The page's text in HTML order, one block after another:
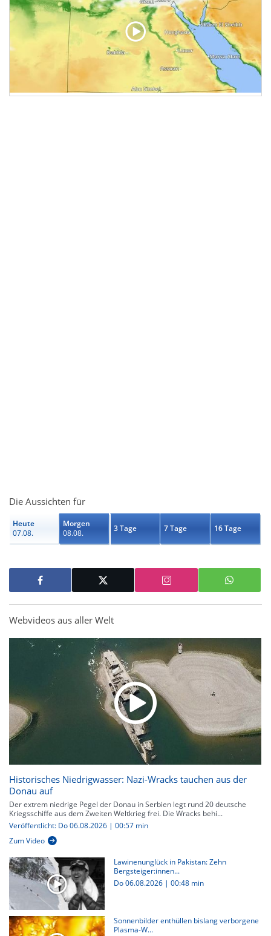
Die Aussichten für
Heute
07.08.
Morgen
08.08.
3 Tage 7 Tage 16 Tage
Webvideos aus aller Welt
Historisches Niedrigwasser: Nazi-Wracks tauchen aus der
Donau auf
Der extrem niedrige Pegel der Donau in Serbien legt rund 20 deutsche
Kriegsschiffe aus dem Zweiten Weltkrieg frei. Die Wracks behi...
Veröffentlicht: Do 06.08.2026 | 00:57 min
Zum Video
Lawinenunglück in Pakistan: Zehn
Bergsteiger:innen...
Do 06.08.2026 | 00:48 min
Sonnenbilder enthüllen bislang verborgene
Plasma-W...